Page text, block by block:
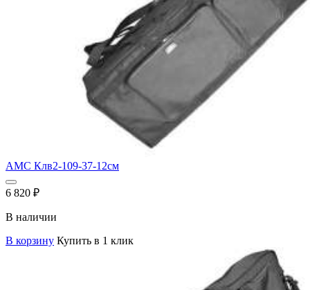
AMC Клв2-109-37-12см
6 820 ₽
В наличии
В корзину Купить в 1 клик